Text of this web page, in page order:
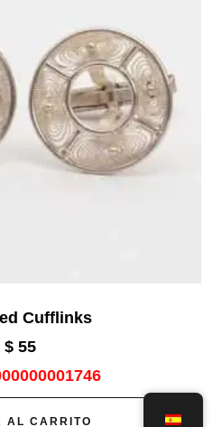
Cufflinks
$55
AL CARRITO